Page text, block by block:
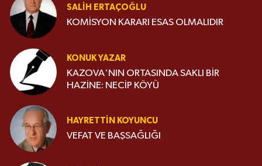
SALIH ERTAÇOĞLU
KOMİSYON KARARI ESAS OLMALIDIR
KONUK YAZAR
KAZOVA'NIN ORTASINDA SAKLI BİR
HAZİNE: NECİP KÖYÜ
HAYRETTIN KOYUNCU
VEFAT VE BAŞSAĞLIĞI